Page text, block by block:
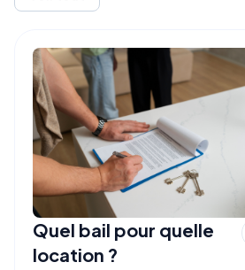
Quel bail pour quelle
location ?